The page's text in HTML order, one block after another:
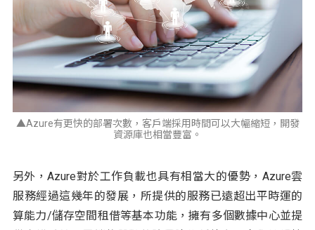
▲Azure有更快的部署次數，客戶端採用時間可以大幅縮短，開發
資源庫也相當豐富。
另外，Azure對於工作負載也具有相當大的優勢，Azure雲
服務經過這幾年的發展，所提供的服務已遠超出平時運的
算能力/儲存空間租借等基本功能，擁有多個數據中心並提